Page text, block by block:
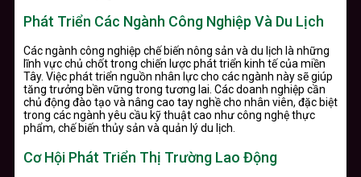
Phát Triển Các Ngành Công Nghiệp Và Du Lịch
Các ngành công nghiệp chế biến nông sản và du lịch là những
lĩnh vực chủ chốt trong chiến lược phát triển kinh tế của miền
Tây. Việc phát triển nguồn nhân lực cho các ngành này sẽ giúp
tăng trưởng bền vững trong tương lai. Các doanh nghiệp cần
chủ động đào tạo và nâng cao tay nghề cho nhân viên, đặc biệt
trong các ngành yêu cầu kỹ thuật cao như công nghệ thực
phẩm, chế biến thủy sản và quản lý du lịch.
Cơ Hội Phát Triển Thị Trường Lao Động